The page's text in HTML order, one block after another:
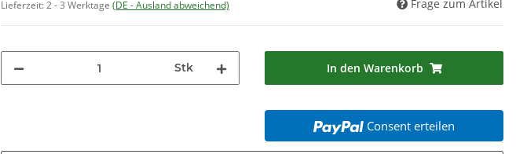
Lieferzeit:2 - 3 Werktage (DE - Ausland abweichend) Frage zum Artikel
Stk In den Warenkorb
Consent erteilen